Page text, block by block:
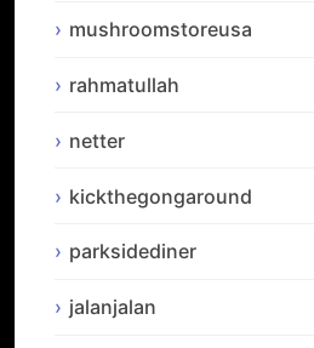
mushroomstoreusa
rahmatullah
netter
kickthegongaround
parksidediner
jalanjalan